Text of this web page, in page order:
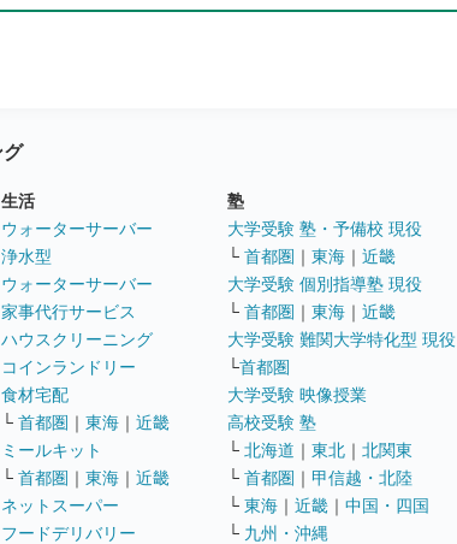
グ
生活
ウォーターサーバー
浄水型
ウォーターサーバー
家事代行サービス
ハウスクリーニング
コインランドリー
食材宅配
└ 首都圏 ｜ 東海 ｜ 近畿
ミールキット
└ 首都圏 ｜ 東海 ｜ 近畿
ネットスーパー
フードデリバリー
塾
大学受験 塾・予備校 現役
└ 首都圏 ｜ 東海 ｜ 近畿
大学受験 個別指導塾 現役
└ 首都圏 ｜ 東海 ｜ 近畿
大学受験 難関大学特化型 現役
└首都圏
大学受験 映像授業
高校受験 塾
└ 北海道 ｜ 東北 ｜ 北関東
└ 首都圏 ｜ 甲信越・北陸
└ 東海 ｜ 近畿 ｜ 中国・四国
└ 九州・沖縄